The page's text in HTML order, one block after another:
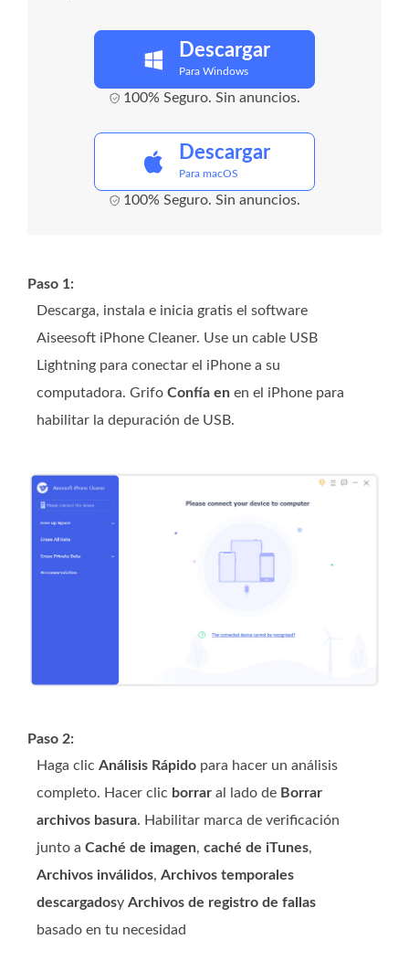
Descargar
Para Windows
100% Seguro. Sin anuncios.
Descargar
Para macOS
100% Seguro. Sin anuncios.
Paso 1:
Descarga, instala e inicia gratis el software
Aiseesoft iPhone Cleaner. Use un cable USB
Lightning para conectar el iPhone a su
computadora. Grifo Confía en en el iPhone para
habilitar la depuración de USB.
Paso 2:
Haga clic Análisis Rápido para hacer un análisis
completo. Hacer clic borrar al lado de Borrar
archivos basura. Habilitar marca de verificación
junto a Caché de imagen, caché de iTunes,
Archivos inválidos, Archivos temporales
descargadosy Archivos de registro de fallas
basado en tu necesidad